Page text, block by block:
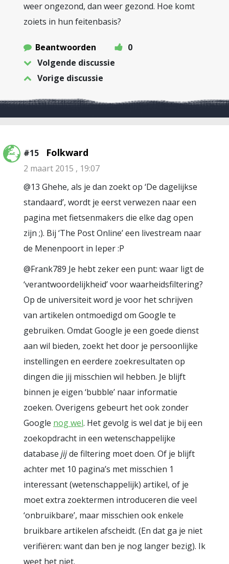
weer ongezond, dan weer gezond. Hoe komt
zoiets in hun feitenbasis?
Beantwoorden
0
Volgende discussie
Vorige discussie
#15 Folkward
2 maart 2015 , 19:07
@13 Ghehe, als je dan zoekt op ‘De dagelijkse
standaard’, wordt je eerst verwezen naar een
pagina met fietsenmakers die elke dag open
zijn ;). Bij ‘The Post Online’ een livestream naar
de Menenpoort in Ieper :P
@Frank789 Je hebt zeker een punt: waar ligt de
‘verantwoordelijkheid’ voor waarheidsfiltering?
Op de universiteit word je voor het schrijven
van artikelen ontmoedigd om Google te
gebruiken. Omdat Google je een goede dienst
aan wil bieden, zoekt het door je persoonlijke
instellingen en eerdere zoekresultaten op
dingen die jij misschien wil hebben. Je blijft
binnen je eigen ‘bubble’ naar informatie
zoeken. Overigens gebeurt het ook zonder
Google nog wel. Het gevolg is wel dat je bij een
zoekopdracht in een wetenschappelijke
database jijde filtering moet doen. Of je blijft
achter met 10 pagina’s met misschien 1
interessant (wetenschappelijk) artikel, of je
moet extra zoektermen introduceren die veel
‘onbruikbare’, maar misschien ook enkele
bruikbare artikelen afscheidt. (En dat ga je niet
verifiëren: want dan ben je nog langer bezig). Ik
weet het niet.